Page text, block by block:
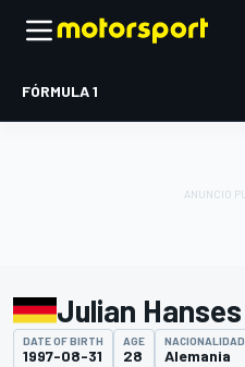
FÓRMULA 1
Julian Hanses
DATE OF BIRTH
1997-08-31
AGE
28
NACIONALIDAD
Alemania